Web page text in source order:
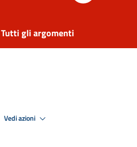
Tutti gli argomenti
Vedi azioni